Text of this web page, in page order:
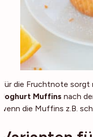
Für die Fruchtnote sorgt
Joghurt Muffins nach
wenn die Muffins z.B.